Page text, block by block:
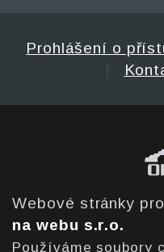
Prohlášení o
Webové stránky
na webu s.r.o.
Používáme soubory